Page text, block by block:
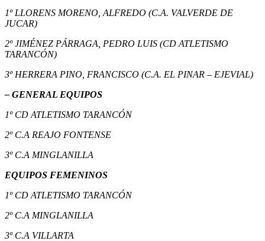
1º LLORENS MORENO, ALFREDO (C.A. VALVERDE DE
JUCAR)
2º JIMÉNEZ PÁRRAGA, PEDRO LUIS (CD ATLETISMO
TARANCÓN)
3º HERRERA PINO, FRANCISCO (C.A. EL PINAR – EJEVIAL)
– GENERAL EQUIPOS
1º CD ATLETISMO TARANCÓN
2º C.A REAJO FONTENSE
3º C.A MINGLANILLA
EQUIPOS FEMENINOS
1º CD ATLETISMO TARANCÓN
2º C.A MINGLANILLA
3º C.A VILLARTA